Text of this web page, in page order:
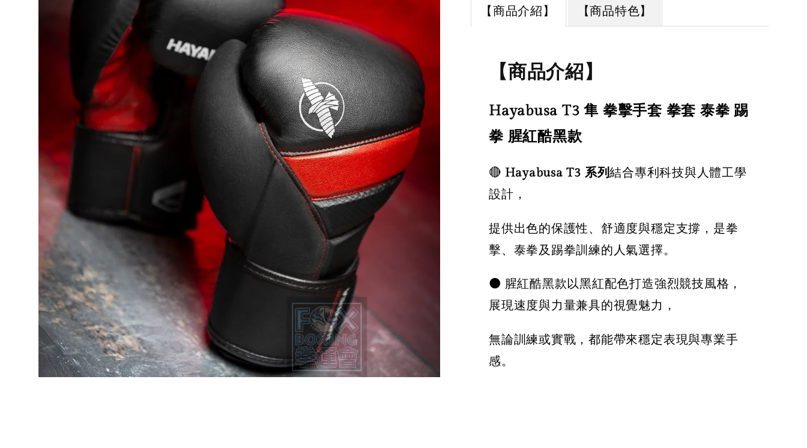
擊手套 除臭劑
拳運會 格鬥專
用 擊退汗味 台
灣製造 酵素分
解
NT$ 300
NT$ 350
- +
情火紅款
NT$ 450
家特殊色系 橄
NT$ 450
加入購物車
【商品介紹】 【商品特色】
【商品介紹】
Hayabusa T3 隼 拳擊手套 拳套 泰拳 踢
拳 腥紅酷黑款
🔴 Hayabusa T3 系列結合專利科技與人體工學
設計，
提供出色的保護性、舒適度與穩定支撐，是拳
擊、泰拳及踢拳訓練的人氣選擇。
⚫ 腥紅酷黑款以黑紅配色打造強烈競技風格，
展現速度與力量兼具的視覺魅力，
無論訓練或實戰，都能帶來穩定表現與專業手
感。